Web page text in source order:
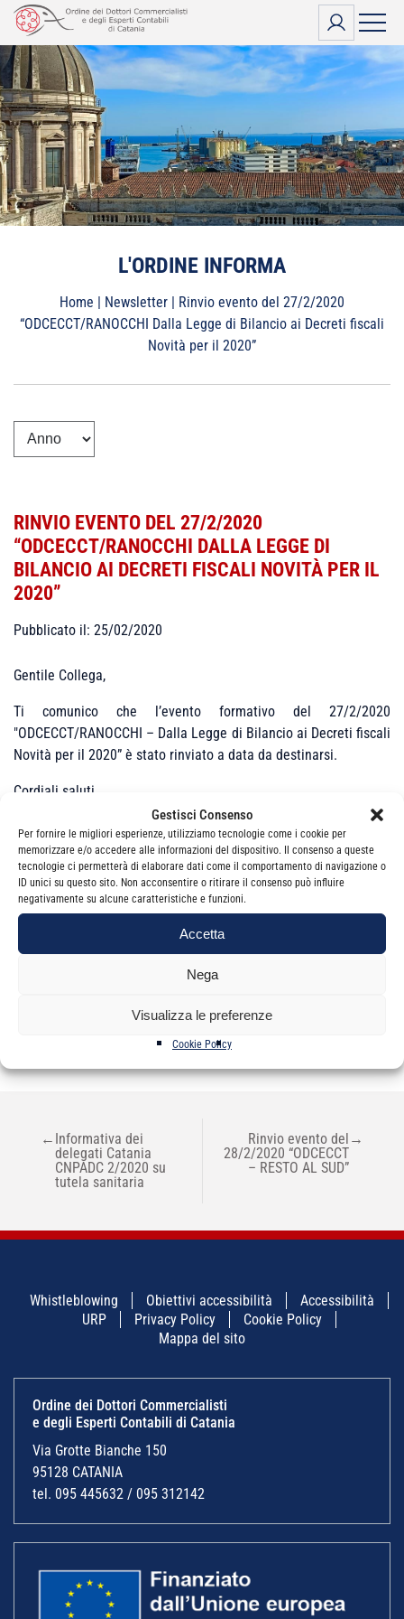
Gestisci Consenso
Per fornire le migliori esperienze, utilizziamo tecnologie come i cookie per
memorizzare e/o accedere alle informazioni del dispositivo. Il consenso a queste
tecnologie ci permetterà di elaborare dati come il comportamento di navigazione o
ID unici su questo sito. Non acconsentire o ritirare il consenso può influire
negativamente su alcune caratteristiche e funzioni.
Accetta
Nega
Visualizza le preferenze
Cookie Policy
Vai
contenuto
L'ORDINE INFORMA
Home | Newsletter | Rinvio evento del 27/2/2020
“ODCECCT/RANOCCHI Dalla Legge di Bilancio ai Decreti fiscali
Novità per il 2020”
RINVIO EVENTO DEL 27/2/2020
“ODCECCT/RANOCCHI DALLA LEGGE DI
BILANCIO AI DECRETI FISCALI NOVITÀ PER IL
2020”
Pubblicato il: 25/02/2020
Gentile Collega,
Ti comunico che l’evento formativo del 27/2/2020
"ODCECCT/RANOCCHI – Dalla Legge di Bilancio ai Decreti fiscali
Novità per il 2020” è stato rinviato a data da destinarsi.
Cordiali saluti.
Giorgio Sangiorgio
NAVIGAZIONE
ARTICOLI
← Informativa dei
delegati Catania
CNPADC 2/2020 su
tutela sanitaria
Rinvio evento del
28/2/2020 “ODCECCT
– RESTO AL SUD”
→
Whistleblowing Obiettivi accessibilità
Accessibilità
URP
Privacy Policy
Cookie Policy
Mappa del sito
Ordine dei Dottori Commercialisti
e degli Esperti Contabili di Catania
Via Grotte Bianche 150
95128 CATANIA
tel. 095 445632 / 095 312142